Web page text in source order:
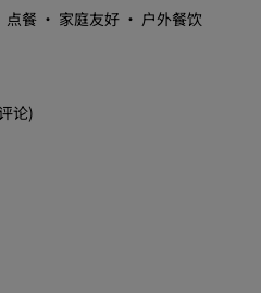
餐 · 家庭友好 · 户外餐饮
论)